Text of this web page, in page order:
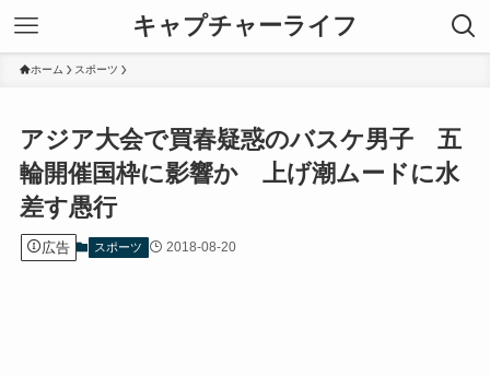
キャプチャーライフ
ホーム スポーツ
アジア大会で買春疑惑のバスケ男子 五
輪開催国枠に影響か 上げ潮ムードに水
差す愚行
広告 スポーツ 2018-08-20